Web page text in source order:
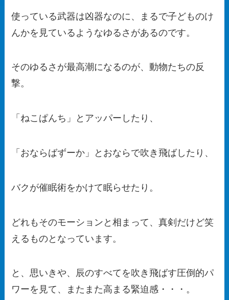
使っている武器は凶器なのに、まるで子どものけ
んかを見ているようなゆるさがあるのです。
そのゆるさが最高潮になるのが、動物たちの反
撃。
「ねこぱんち」とアッパーしたり、
「おならばずーか」とおならで吹き飛ばしたり、
バクが催眠術をかけて眠らせたり。
どれもそのモーションと相まって、真剣だけど笑
えるものとなっています。
と、思いきや、辰のすべてを吹き飛ばす圧倒的パ
ワーを見て、またまた高まる緊迫感・・・。